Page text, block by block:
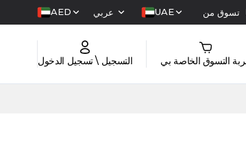
تسوق من UAE عربي AED
التسوق الخاصة بي التسجيل \ تسجيل الدخول